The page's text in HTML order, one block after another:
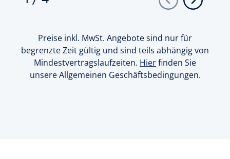
Preise inkl. MwSt. Angebote sind nur für
begrenzte Zeit gültig und sind teils abhängig von
Mindestvertragslaufzeiten. Hierfinden Sie
unsere Allgemeinen Geschäftsbedingungen.